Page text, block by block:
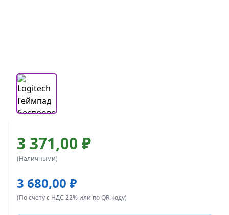
3 371,00 ₽
(Наличными)
3 680,00 ₽
(По счету с НДС 22% или по QR-коду)